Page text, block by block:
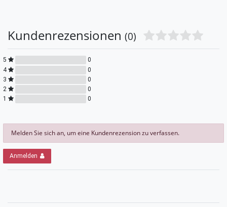
Kundenrezensionen (0)
5
0
4
0
3
0
2
0
1
0
Melden Sie sich an, um eine Kundenrezension zu verfassen.
Anmelden